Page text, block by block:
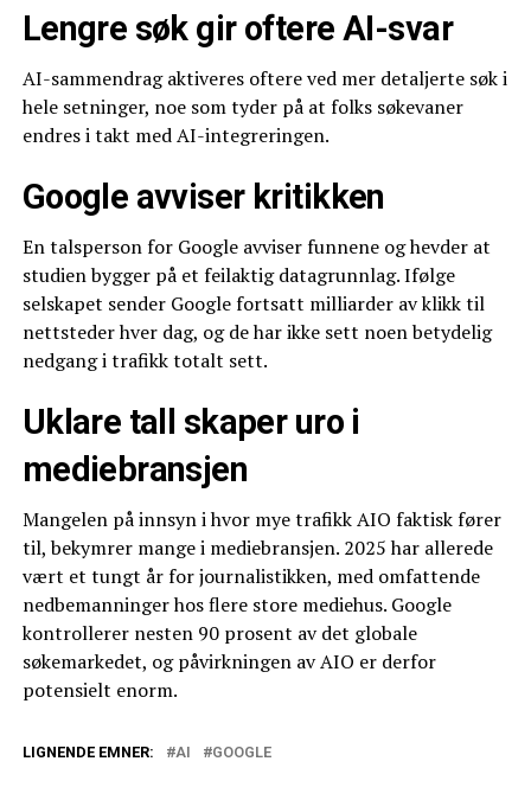
Lengre søk gir oftere AI-svar
AI-sammendrag aktiveres oftere ved mer detaljerte søk i
hele setninger, noe som tyder på at folks søkevaner
endres i takt med AI-integreringen.
Google avviser kritikken
En talsperson for Google avviser funnene og hevder at
studien bygger på et feilaktig datagrunnlag. Ifølge
selskapet sender Google fortsatt milliarder av klikk til
nettsteder hver dag, og de har ikke sett noen betydelig
nedgang i trafikk totalt sett.
Uklare tall skaper uro i
mediebransjen
Mangelen på innsyn i hvor mye trafikk AIO faktisk fører
til, bekymrer mange i mediebransjen. 2025 har allerede
vært et tungt år for journalistikken, med omfattende
nedbemanninger hos flere store mediehus. Google
kontrollerer nesten 90 prosent av det globale
søkemarkedet, og påvirkningen av AIO er derfor
potensielt enorm.
LIGNENDE EMNER: AI GOOGLE